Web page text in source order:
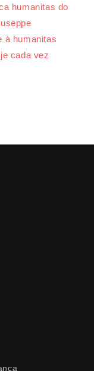
humanitas do
à humanitas
cada vez